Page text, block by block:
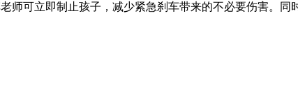
师可立即制止孩子，减少紧急刹车带来的不必要伤害。